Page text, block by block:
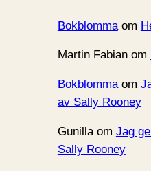
Bokblommaom
Martin Fabianom
Bokblommaom
av Sally Rooney
Gunillaom Jag
Sally Rooney